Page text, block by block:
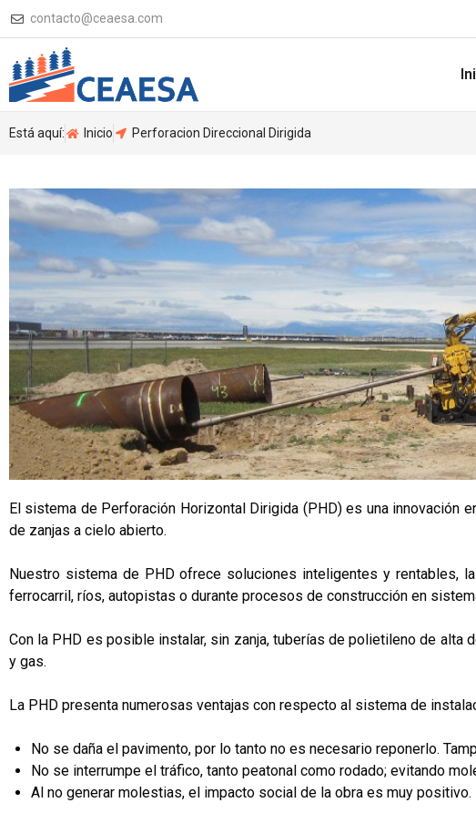
contacto@ceaesa.com
Está aquí: Inicio Perforacion Direccional Dirigida
El sistema de Perforación Horizontal Dirigida (PHD) es una innovación
de zanjas a cielo abierto.
Nuestro sistema de PHD ofrece soluciones inteligentes y rentables,
ferrocarril, ríos, autopistas o durante procesos de construcción en
Con la PHD es posible instalar, sin zanja, tuberías de polietileno de
y gas.
La PHD presenta numerosas ventajas con respecto al sistema de
No se daña el pavimento, por lo tanto no es necesario reponerlo.
No se interrumpe el tráfico, tanto peatonal como rodado; evitando
Al no generar molestias, el impacto social de la obra es muy